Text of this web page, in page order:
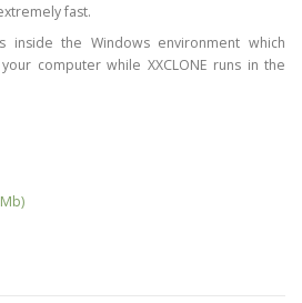
fast.
inside the Windows environment which
computer while XXCLONE runs in the